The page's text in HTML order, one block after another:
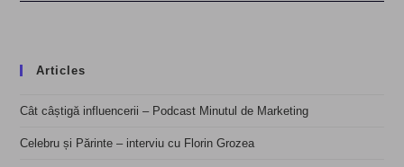
Articles
Cât câștigă influencerii – Podcast Minutul de Marketing
Celebru și Părinte – interviu cu Florin Grozea